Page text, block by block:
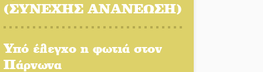
Το τελεφερίκ της
Μονεμβασιάς στο τραπέζι
(ΣΥΝΕΧΗΣ ΑΝΑΝΕΩΣΗ)
Υπό έλεγχο η φωτιά στον
Πάρνωνα